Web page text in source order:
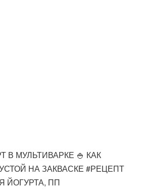
В МУЛЬТИВАРКЕ 🍚 КАК
НА ЗАКВАСКЕ #РЕЦЕПТ
ЙОГУРТА, ПП